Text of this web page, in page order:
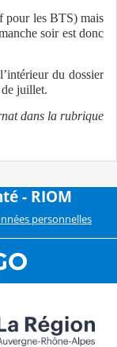
pour les BTS) mais
soir est donc
du dossier
juillet.
dans la rubrique
- RIOM
personnelles